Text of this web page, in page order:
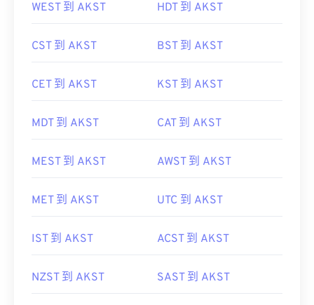
WEST 到 AKST HDT 到 AKST
CST 到 AKST BST 到 AKST
CET 到 AKST KST 到 AKST
MDT 到 AKST CAT 到 AKST
MEST 到 AKST AWST 到 AKST
MET 到 AKST UTC 到 AKST
IST 到 AKST ACST 到 AKST
NZST 到 AKST SAST 到 AKST